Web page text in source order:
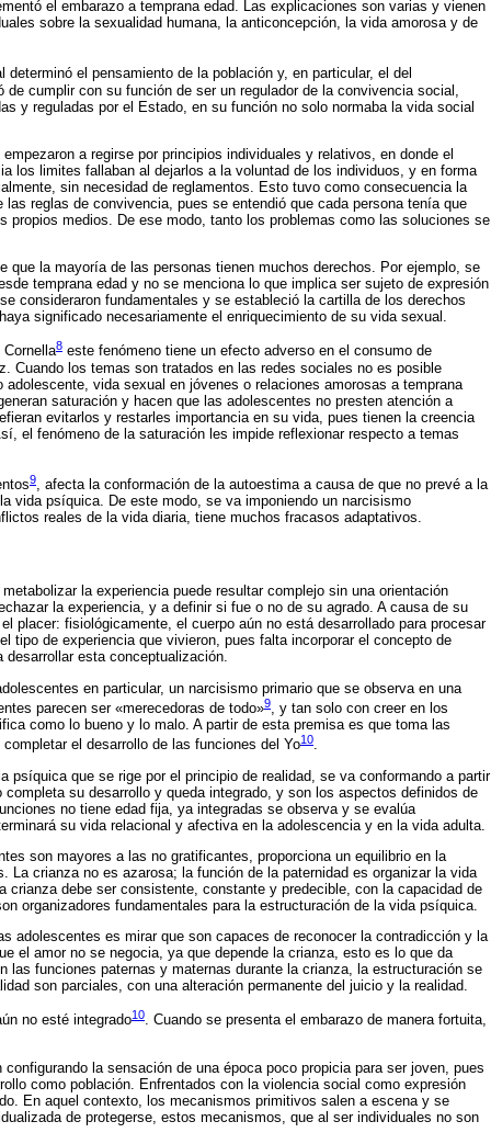
el embarazo a temprana edad. Las explicaciones son varias y vienen
sobre la sexualidad humana, la anticoncepción, la vida amorosa y de
determinó el pensamiento de la población y, en particular, el del
cumplir con su función de ser un regulador de la convivencia social,
y reguladas por el Estado, en su función no solo normaba la vida social
a regirse por principios individuales y relativos, en donde el
los limites fallaban al dejarlos a la voluntad de los individuos, y en forma
sin necesidad de reglamentos. Esto tuvo como consecuencia la
reglas de convivencia, pues se entendió que cada persona tenía que
propios medios. De ese modo, tanto los problemas como las soluciones se
que la mayoría de las personas tienen muchos derechos. Por ejemplo, se
temprana edad y no se menciona lo que implica ser sujeto de expresión
consideraron fundamentales y se estableció la cartilla de los derechos
significado necesariamente el enriquecimiento de su vida sexual.
8 este fenómeno tiene un efecto adverso en el consumo de
Cuando los temas son tratados en las redes sociales no es posible
vida sexual en jóvenes o relaciones amorosas a temprana
saturación y hacen que las adolescentes no presten atención a
evitarlos y restarles importancia en su vida, pues tienen la creencia
el fenómeno de la saturación les impide reflexionar respecto a temas
9, afecta la conformación de la autoestima a causa de que no prevé a la
vida psíquica. De este modo, se va imponiendo un narcisismo
reales de la vida diaria, tiene muchos fracasos adaptativos.
la experiencia puede resultar complejo sin una orientación
la experiencia, y a definir si fue o no de su agrado. A causa de su
placer: fisiológicamente, el cuerpo aún no está desarrollado para procesar
tipo de experiencia que vivieron, pues falta incorporar el concepto de
esta conceptualización.
en particular, un narcisismo primario que se observa en una
parecen ser «merecedoras de todo»9, y tan solo con creer en los
como lo bueno y lo malo. A partir de esta premisa es que toma las
el desarrollo de las funciones del Yo10.
que se rige por el principio de realidad, se va conformando a partir
su desarrollo y queda integrado, y son los aspectos definidos de
no tiene edad fija, ya integradas se observa y se evalúa
su vida relacional y afectiva en la adolescencia y en la vida adulta.
son mayores a las no gratificantes, proporciona un equilibrio en la
crianza no es azarosa; la función de la paternidad es organizar la vida
debe ser consistente, constante y predecible, con la capacidad de
organizadores fundamentales para la estructuración de la vida psíquica.
adolescentes es mirar que son capaces de reconocer la contradicción y la
el amor no se negocia, ya que depende la crianza, esto es lo que da
las funciones paternas y maternas durante la crianza, la estructuración se
son parciales, con una alteración permanente del juicio y la realidad.
no esté integrado10. Cuando se presenta el embarazo de manera fortuita,
configurando la sensación de una época poco propicia para ser joven, pues
como población. Enfrentados con la violencia social como expresión
En aquel contexto, los mecanismos primitivos salen a escena y se
de protegerse, estos mecanismos, que al ser individuales no son